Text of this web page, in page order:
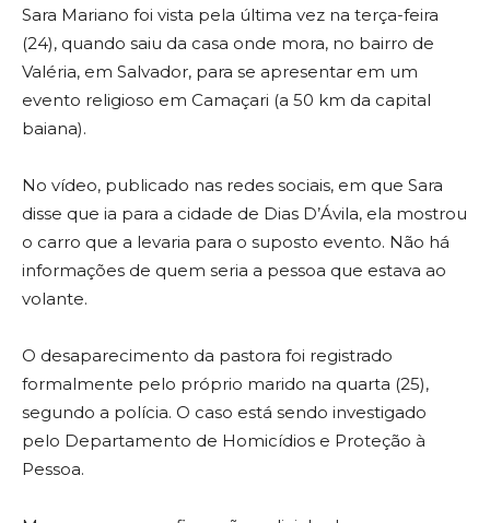
Sara Mariano foi vista pela última vez na terça-feira
(24), quando saiu da casa onde mora, no bairro de
Valéria, em Salvador, para se apresentar em um
evento religioso em Camaçari (a 50 km da capital
baiana).
No vídeo, publicado nas redes sociais, em que Sara
disse que ia para a cidade de Dias D’Ávila, ela mostrou
o carro que a levaria para o suposto evento. Não há
informações de quem seria a pessoa que estava ao
volante.
O desaparecimento da pastora foi registrado
formalmente pelo próprio marido na quarta (25),
segundo a polícia. O caso está sendo investigado
pelo Departamento de Homicídios e Proteção à
Pessoa.